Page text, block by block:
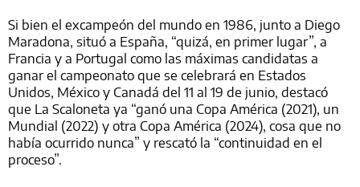
Si bien el excampeón del mundo en 1986, junto a Diego
Maradona, situó a España, “quizá, en primer lugar”, a
Francia y a Portugal como las máximas candidatas a
ganar el campeonato que se celebrará en Estados
Unidos, México y Canadá del 11 al 19 de junio, destacó
que La Scaloneta ya “ganó una Copa América (2021), un
Mundial (2022) y otra Copa América (2024), cosa que no
había ocurrido nunca” y rescató la “continuidad en el
proceso”.